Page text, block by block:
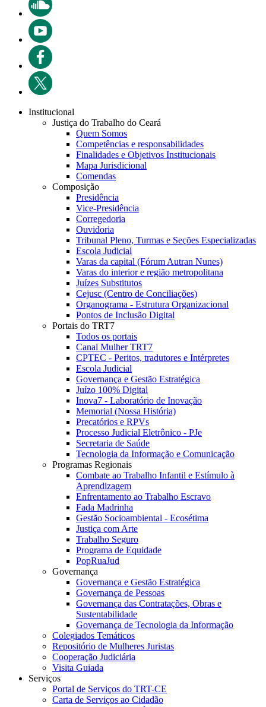
Institucional
Justiça do Trabalho do Ceará
Quem Somos
Competências e responsabilidades
Finalidades e Objetivos Institucionais
Mapa Jurisdicional
Comendas
Composição
Presidência
Vice-Presidência
Corregedoria
Ouvidoria
Tribunal Pleno, Turmas e Seções Especializadas
Escola Judicial
Varas da capital (Fórum Autran Nunes)
Varas do interior e região metropolitana
Juízes Substitutos
Cejusc (Centro de Conciliações)
Organograma - Estrutura Organizacional
Pontos de Inclusão Digital
Portais do TRT7
Todos os portais
Canal Mulher TRT7
CPTEC - Peritos, tradutores e Intérpretes
Escola Judicial
Governança e Gestão Estratégica
Juízo 100% Digital
Inova7 - Laboratório de Inovação
Memorial (Nossa História)
Precatórios e RPVs
Processo Judicial Eletrônico - PJe
Secretaria de Saúde
Tecnologia da Informação e Comunicação
Programas Regionais
Combate ao Trabalho Infantil e Estímulo à
Aprendizagem
Enfrentamento ao Trabalho Escravo
Fada Madrinha
Gestão Socioambiental - Ecosétima
Justiça com Arte
Trabalho Seguro
Programa de Equidade
PopRuaJud
Governança
Governança e Gestão Estratégica
Governança de Pessoas
Governança das Contratações, Obras e
Sustentabilidade
Governança de Tecnologia da Informação
Colegiados Temáticos
Repositório de Mulheres Juristas
Cooperação Judiciária
Visita Guiada
Serviços
Portal de Serviços do TRT-CE
Carta de Serviços ao Cidadão